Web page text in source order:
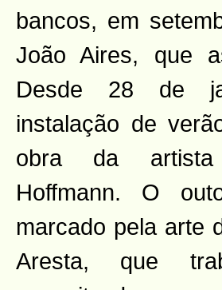
bancos, em
João Aires, que
Desde 28 de
instalação de
obra da artista
Hoffmann. O
marcado pela arte
Aresta, que